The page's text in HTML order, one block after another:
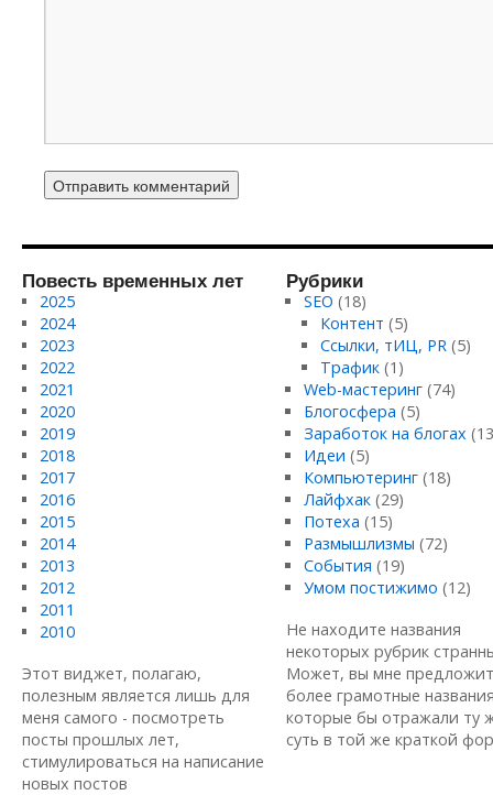
Повесть временных лет
2025
2024
2023
2022
2021
2020
2019
2018
2017
2016
2015
2014
2013
2012
2011
2010
Этот виджет, полагаю,
полезным является лишь для
меня самого - посмотреть
посты прошлых лет,
стимулироваться на написание
новых постов
Рубрики
SEO (18)
Контент (5)
Ссылки, тИЦ, PR (5)
Трафик (1)
Web-мастеринг(74)
Блогосфера (5)
Заработок на блогах
Идеи (5)
Компьютеринг(18)
Лайфхак(29)
Потеха (15)
Размышлизмы (72)
События (19)
Умом постижимо (12)
Не находите названия
некоторых рубрик
Может, вы мне
более грамотные
которые бы отражали ту
суть в той же краткой